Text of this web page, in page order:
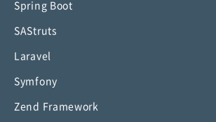
Spring Boot
SAStruts
Laravel
Symfony
Zend Framework